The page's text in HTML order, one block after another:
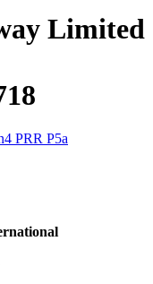
Limited